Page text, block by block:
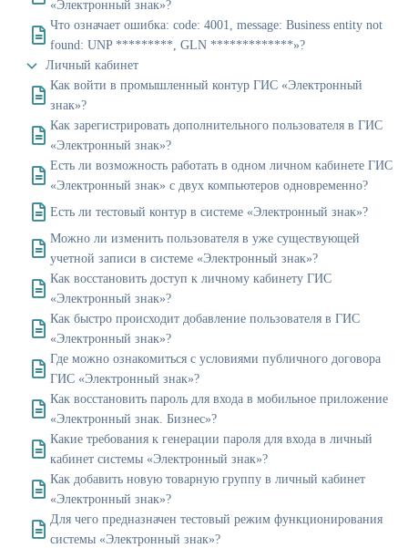
«Электронный знак»?
Что означает ошибка: code: 4001, message: Business entity not
found: UNP *********, GLN *************»?
Личный кабинет
Как войти в промышленный контур ГИС «Электронный
знак»?
Как зарегистрировать дополнительного пользователя в ГИС
«Электронный знак»?
Есть ли возможность работать в одном личном кабинете ГИС
«Электронный знак» с двух компьютеров одновременно?
Есть ли тестовый контур в системе «Электронный знак»?
Можно ли изменить пользователя в уже существующей
учетной записи в системе «Электронный знак»?
Как восстановить доступ к личному кабинету ГИС
«Электронный знак»?
Как быстро происходит добавление пользователя в ГИС
«Электронный знак»?
Где можно ознакомиться с условиями публичного договора
ГИС «Электронный знак»?
Как восстановить пароль для входа в мобильное приложение
«Электронный знак. Бизнес»?
Какие требования к генерации пароля для входа в личный
кабинет системы «Электронный знак»?
Как добавить новую товарную группу в личный кабинет
«Электронный знак»?
Для чего предназначен тестовый режим функционирования
системы «Электронный знак»?